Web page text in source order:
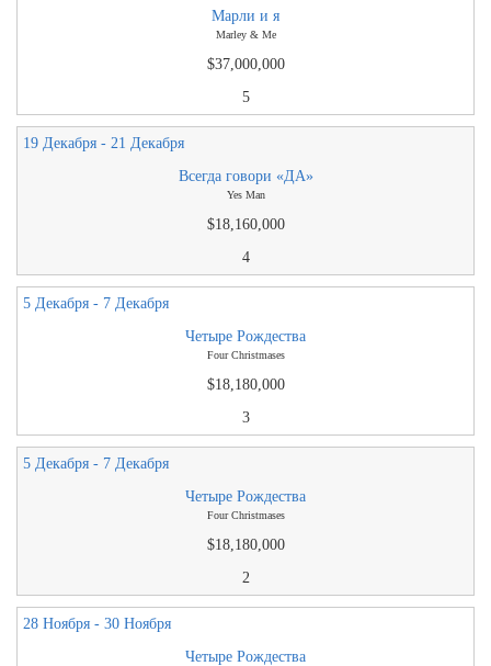
Марли и я
Marley & Me
$37,000,000
5
19 Декабря - 21 Декабря
Всегда говори «ДА»
Yes Man
$18,160,000
4
5 Декабря - 7 Декабря
Четыре Рождества
Four Christmases
$18,180,000
3
5 Декабря - 7 Декабря
Четыре Рождества
Four Christmases
$18,180,000
2
28 Ноября - 30 Ноября
Четыре Рождества